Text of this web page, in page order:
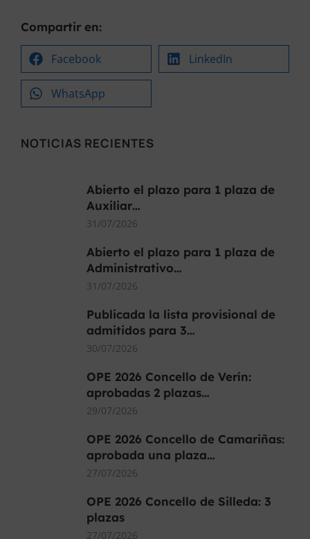
Compartir en:
Facebook LinkedIn
WhatsApp
NOTICIAS RECIENTES
Abierto el plazo para 1 plaza de
Auxiliar…
31/07/2026
Abierto el plazo para 1 plaza de
Administrativo…
31/07/2026
Publicada la lista provisional de
admitidos para 3…
30/07/2026
OPE 2026 Concello de Verín:
aprobadas 2 plazas…
29/07/2026
OPE 2026 Concello de Camariñas:
aprobada una plaza…
27/07/2026
OPE 2026 Concello de Silleda: 3
plazas
27/07/2026